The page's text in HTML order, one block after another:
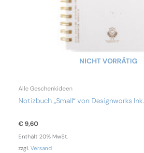
NICHT VORRÄTIG
Alle Geschenkideen
Notizbuch „Small“ von Designworks Ink.
€9,60
Enthält 20% MwSt.
zzgl.Versand